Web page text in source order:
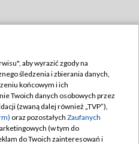
TVP
zgody
aby wyrazić zgody na
śledzenia i zbierania danych,
końcowym i ich
Twoich danych osobowych przez
(zwaną dalej również „TVP”),
oraz pozostałych Zaufanych
(w tym do
do Twoich zainteresowań i